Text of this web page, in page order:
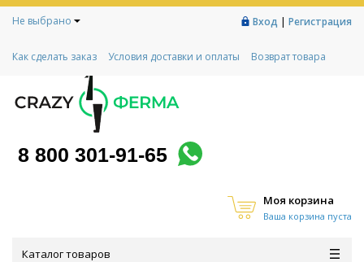
Не выбрано Вход | Регистрация
Как сделать заказ Условия доставки и оплаты
Возврат товара
Контакты
Социальный контракт
Любимая ферма
8 800 301-91-65
Моя корзина
Ваша корзина пуста
Каталог товаров